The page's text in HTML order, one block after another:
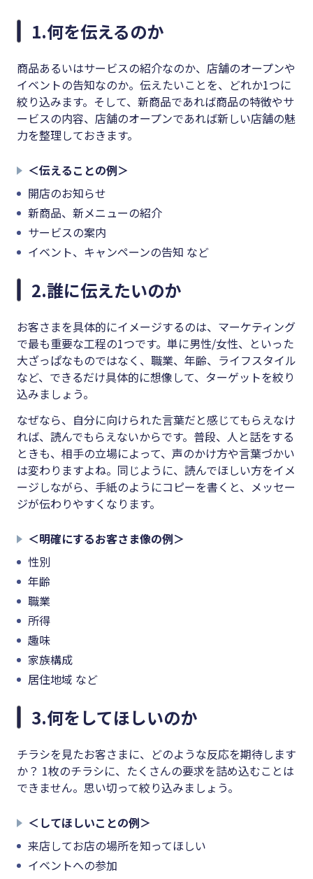
1.何を伝えるのか
商品あるいはサービスの紹介なのか、店舗のオープンや
イベントの告知なのか。伝えたいことを、どれか1つに
絞り込みます。そして、新商品であれば商品の特徴やサ
ービスの内容、店舗のオープンであれば新しい店舗の魅
力を整理しておきます。
＜伝えることの例＞
開店のお知らせ
新商品、新メニューの紹介
サービスの案内
イベント、キャンペーンの告知 など
2.誰に伝えたいのか
お客さまを具体的にイメージするのは、マーケティング
で最も重要な工程の1つです。単に男性/女性、といった
大ざっぱなものではなく、職業、年齢、ライフスタイル
など、できるだけ具体的に想像して、ターゲットを絞り
込みましょう。
なぜなら、自分に向けられた言葉だと感じてもらえなけ
れば、読んでもらえないからです。普段、人と話をする
ときも、相手の立場によって、声のかけ方や言葉づかい
は変わりますよね。同じように、読んでほしい方をイメ
ージしながら、手紙のようにコピーを書くと、メッセー
ジが伝わりやすくなります。
＜明確にするお客さま像の例＞
性別
年齢
職業
所得
趣味
家族構成
居住地域 など
3.何をしてほしいのか
チラシを見たお客さまに、どのような反応を期待します
か？ 1枚のチラシに、たくさんの要求を詰め込むことは
できません。思い切って絞り込みましょう。
＜してほしいことの例＞
来店してお店の場所を知ってほしい
イベントへの参加